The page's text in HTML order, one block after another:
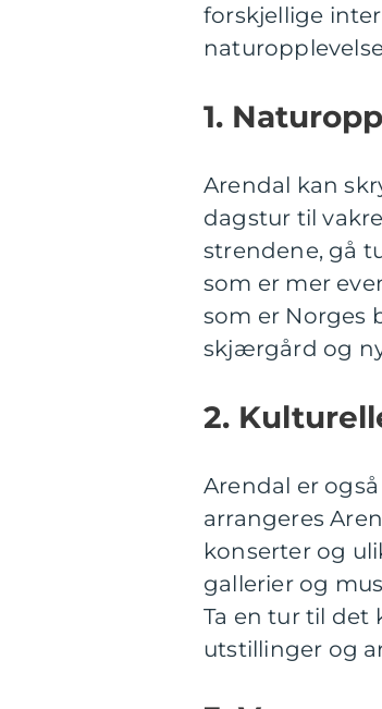
forskjellige
1.
Arendal kan
dagstur til
strendene, gå
som er mer
som er Norges
skjærgård og
2.
Arendal er
arrangeres
konserter og
gallerier og
Ta en tur til det
utstillinger og